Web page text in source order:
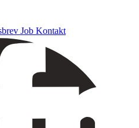
Job Kontakt